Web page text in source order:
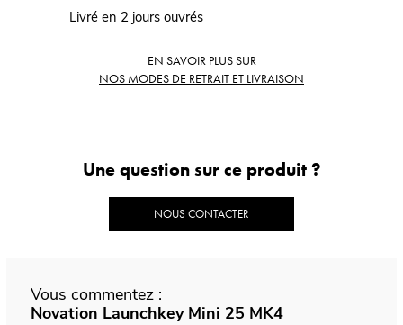
Livré en 2 jours ouvrés
EN SAVOIR PLUS SUR
NOS MODES DE RETRAIT ET LIVRAISON
Une question sur ce produit ?
NOUS CONTACTER
Vous commentez :
Novation Launchkey Mini 25 MK4